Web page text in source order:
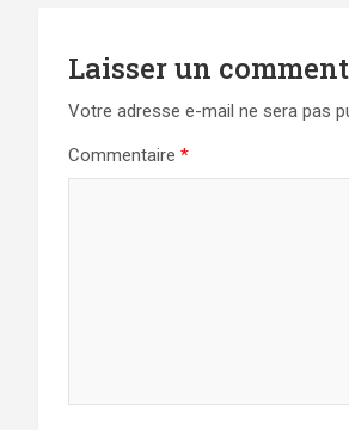
Laisser un
Votre adresse e-mail ne sera pas
Commentaire *